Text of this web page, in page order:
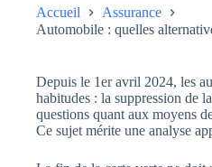
Accueil
Assurance
Automobile : quelles
Depuis le 1er avril 2024, les
habitudes : la suppression de
questions quant aux moyens
Ce sujet mérite une analyse